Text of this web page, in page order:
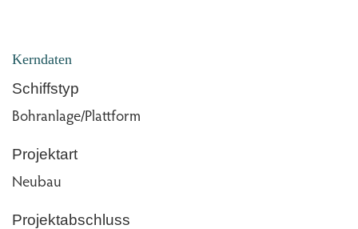
Kerndaten
Schiffstyp
Bohranlage/Plattform
Projektart
Neubau
Projektabschluss